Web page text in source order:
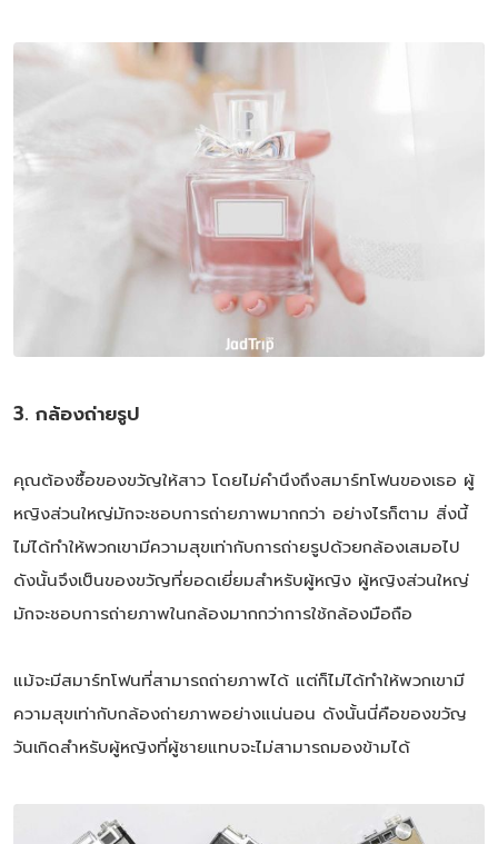
3. กล้องถ่ายรูป
คุณต้องซื้อของขวัญให้สาว โดยไม่คำนึงถึงสมาร์ทโฟนของเธอ ผู้
หญิงส่วนใหญ่มักจะชอบการถ่ายภาพมากกว่า อย่างไรก็ตาม สิ่งนี้
ไม่ได้ทำให้พวกเขามีความสุขเท่ากับการถ่ายรูปด้วยกล้องเสมอไป
ดังนั้นจึงเป็นของขวัญที่ยอดเยี่ยมสำหรับผู้หญิง ผู้หญิงส่วนใหญ่
มักจะชอบการถ่ายภาพในกล้องมากกว่าการใช้กล้องมือถือ
แม้จะมีสมาร์ทโฟนที่สามารถถ่ายภาพได้ แต่ก็ไม่ได้ทำให้พวกเขามี
ความสุขเท่ากับกล้องถ่ายภาพอย่างแน่นอน ดังนั้นนี่คือของขวัญ
วันเกิดสำหรับผู้หญิงที่ผู้ชายแทบจะไม่สามารถมองข้ามได้